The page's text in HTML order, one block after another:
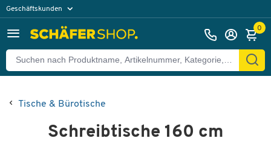
Geschäftskunden
0
Tische & Bürotische
Schreibtische 160 cm